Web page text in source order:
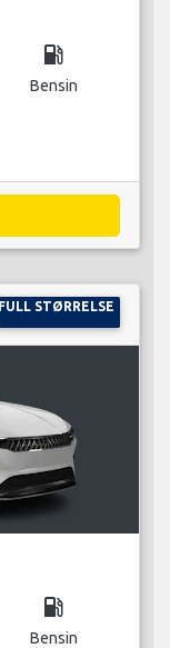
local_gas_station
Bensin
FULL STØRRELSE
local_gas_station
Bensin